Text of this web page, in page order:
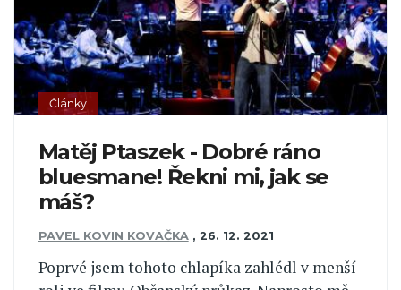
Články
Matěj Ptaszek - Dobré ráno
bluesmane! Řekni mi, jak se
máš?
PAVEL KOVIN KOVAČKA , 26. 12. 2021
Poprvé jsem tohoto chlapíka zahlédl v menší